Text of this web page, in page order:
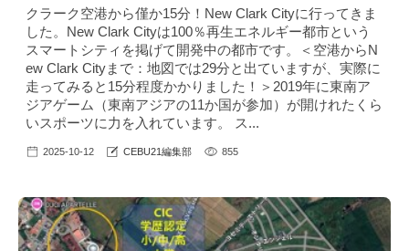
クラーク空港から僅か15分！New Clark Cityに行ってきま
した。New Clark Cityは100％再生エネルギー都市という
スマートシティを掲げて開発中の都市です。＜空港からN
ew Clark Cityまで：地図では29分と出ていますが、実際に
走ってみると15分程度かかりました！＞2019年に東南ア
ジアゲーム（東南アジアの11か国が参加）が開けれたくら
いスポーツに力を入れています。 ス...
2025-10-12 CEBU21編集部 855